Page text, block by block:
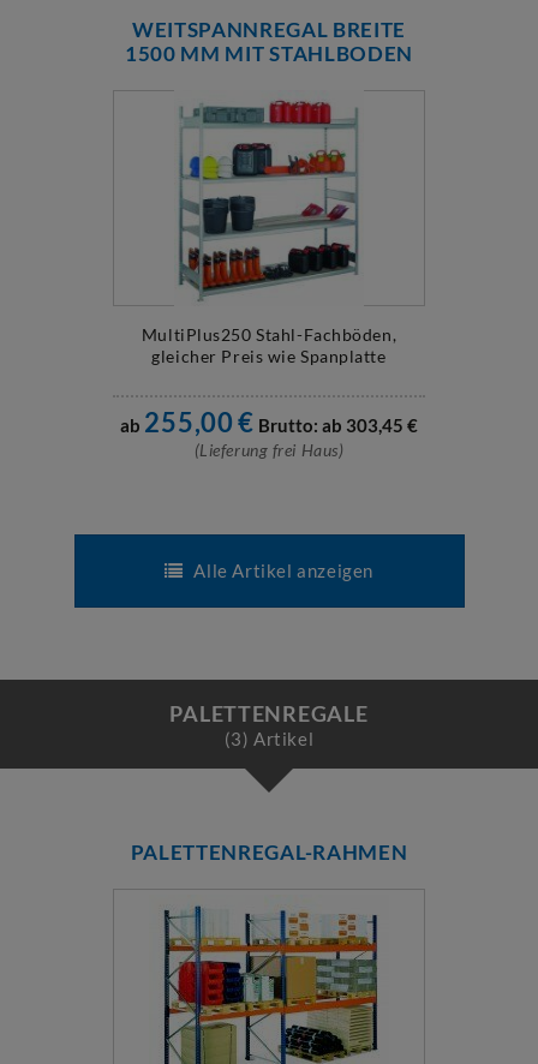
WEITSPANNREGAL BREITE
1500 MM MIT STAHLBODEN
MultiPlus250 Stahl-Fachböden,
gleicher Preis wie Spanplatte
ab 255,00€ Brutto: ab 303,45 €
(Lieferung frei Haus)
Alle Artikel anzeigen
PALETTENREGALE
(3) Artikel
PALETTENREGAL-RAHMEN